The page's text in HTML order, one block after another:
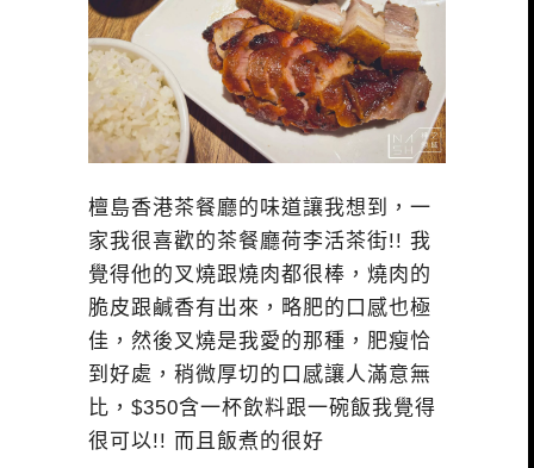
檀島香港茶餐廳的味道讓我想到，一
家我很喜歡的茶餐廳荷李活茶街!! 我
覺得他的叉燒跟燒肉都很棒，燒肉的
脆皮跟鹹香有出來，略肥的口感也極
佳，然後叉燒是我愛的那種，肥瘦恰
到好處，稍微厚切的口感讓人滿意無
比，$350含一杯飲料跟一碗飯我覺得
很可以!! 而且飯煮的很好